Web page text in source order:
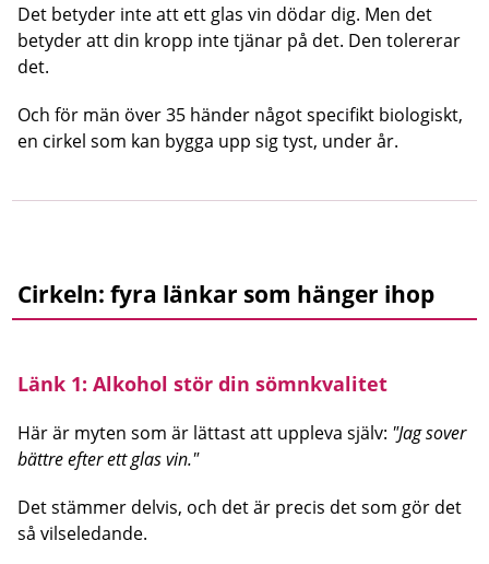
Det betyder inte att ett glas vin dödar dig. Men det
betyder att din kropp inte tjänar på det. Den tolererar
det.
Och för män över 35 händer något specifikt biologiskt,
en cirkel som kan bygga upp sig tyst, under år.
Cirkeln: fyra länkar som hänger ihop
Länk 1: Alkohol stör din sömnkvalitet
Här är myten som är lättast att uppleva själv: "Jag sover
bättre efter ett glas vin."
Det stämmer delvis, och det är precis det som gör det
så vilseledande.